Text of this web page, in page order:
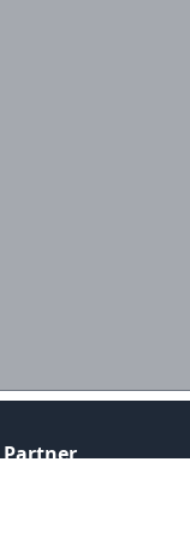
Partner